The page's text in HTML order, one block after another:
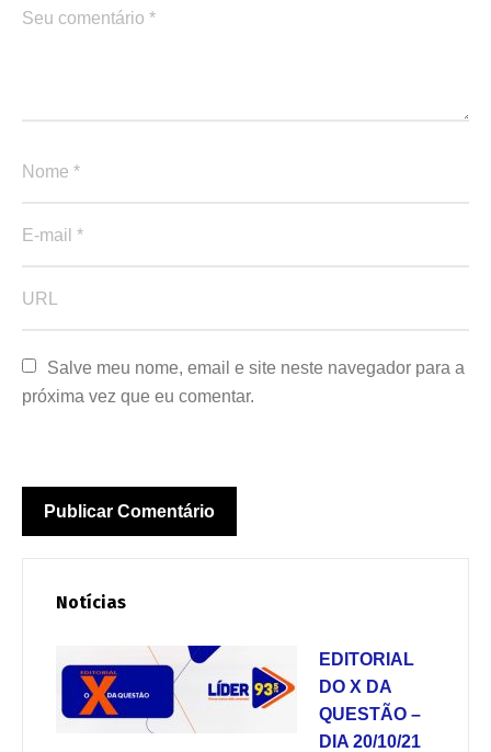
Salve meu nome, email e site neste navegador para a
próxima vez que eu comentar.
Notícias
EDITORIAL
DO X DA
QUESTÃO –
DIA 20/10/21